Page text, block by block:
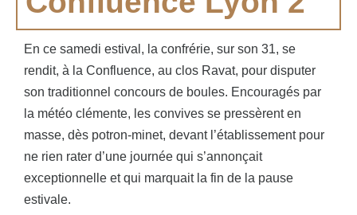
En ce samedi estival, la confrérie, sur son 31, se
rendit, à la Confluence, au clos Ravat, pour disputer
son traditionnel concours de boules. Encouragés par
la météo clémente, les convives se pressèrent en
masse, dès potron-minet, devant l’établissement pour
ne rien rater d’une journée qui s’annonçait
exceptionnelle et qui marquait la fin de la pause
estivale.